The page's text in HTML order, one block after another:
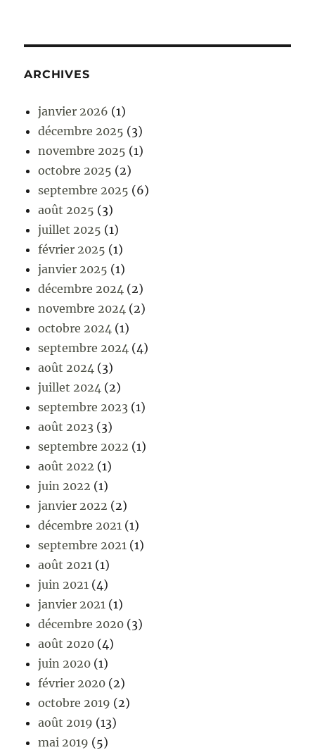
ARCHIVES
janvier 2026 (1)
décembre 2025 (3)
novembre 2025 (1)
octobre 2025 (2)
septembre 2025 (6)
août 2025 (3)
juillet 2025 (1)
février 2025 (1)
janvier 2025 (1)
décembre 2024 (2)
novembre 2024 (2)
octobre 2024 (1)
septembre 2024 (4)
août 2024 (3)
juillet 2024 (2)
septembre 2023 (1)
août 2023 (3)
septembre 2022 (1)
août 2022 (1)
juin 2022 (1)
janvier 2022 (2)
décembre 2021 (1)
septembre 2021 (1)
août 2021 (1)
juin 2021 (4)
janvier 2021 (1)
décembre 2020 (3)
août 2020 (4)
juin 2020 (1)
février 2020 (2)
octobre 2019 (2)
août 2019 (13)
mai 2019 (5)